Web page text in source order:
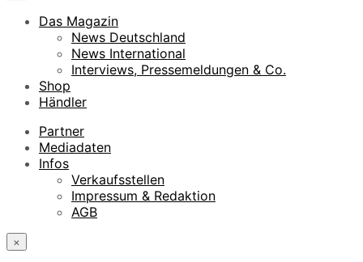
Das Magazin
News Deutschland
News International
Interviews, Pressemeldungen & Co.
Shop
Händler
Partner
Mediadaten
Infos
Verkaufsstellen
Impressum & Redaktion
AGB
×